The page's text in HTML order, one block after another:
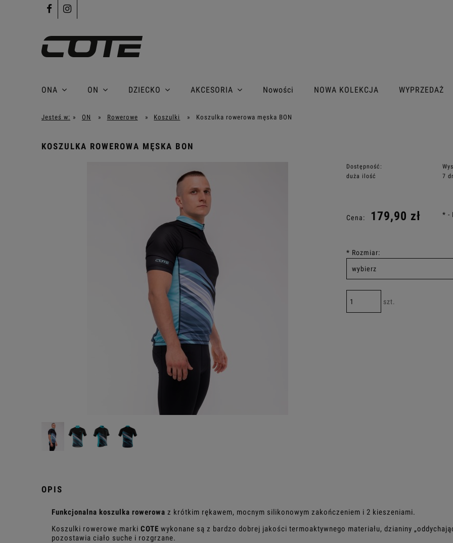
ONA ON DZIECKO AKCESORIA Nowości NOWA KOLEKCJA WYPRZEDAŻ
Jesteś w: » ON » Rowerowe » Koszulki » Koszulka rowerowa męska BON
KOSZULKA ROWEROWA MĘSKA BON
Dostępność:
duża ilość
7
płatności
Cena: 179,90 zł
* Rozmiar:
szt.
* -
OPIS
Funkcjonalna koszulka rowerowa z krótkim rękawem, mocnym silikonowym zakończeniem i 2 kieszeniami.
Koszulki rowerowe marki COTE wykonane są z bardzo dobrej jakości termoaktywnego materiału, dzianiny
pozostawia ciało suche i rozgrzane.